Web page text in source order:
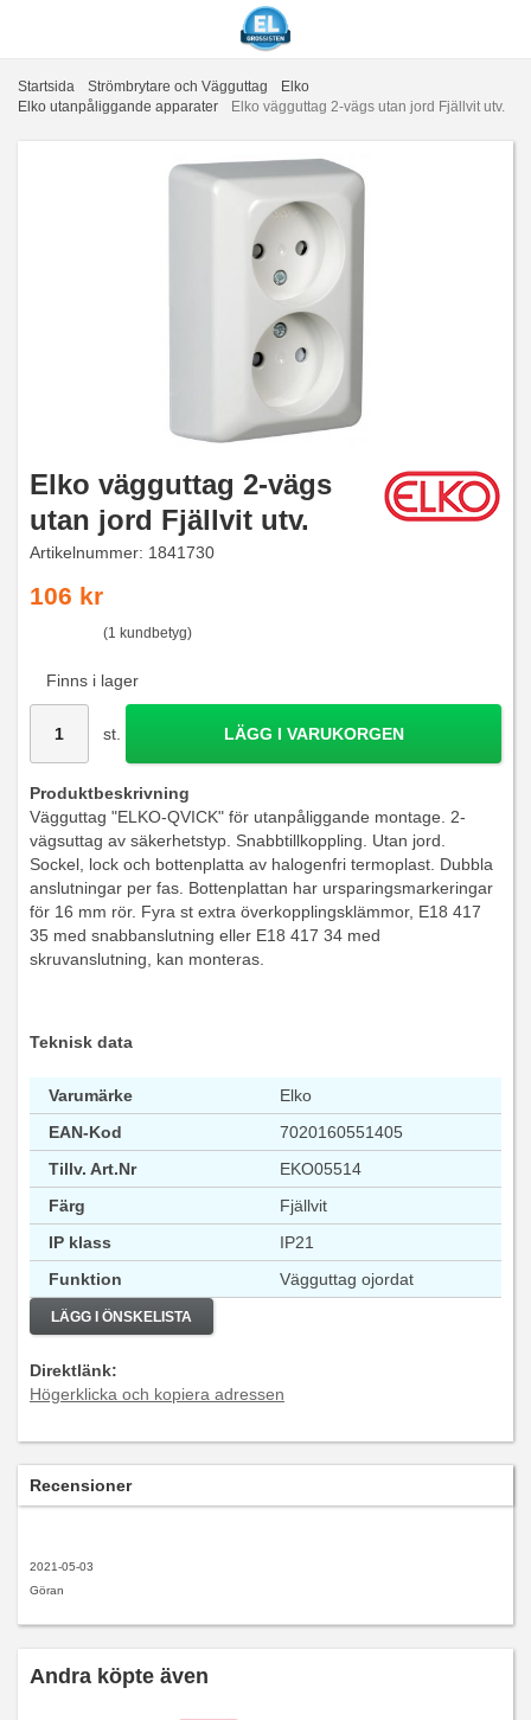
Startsida Strömbrytare och Vägguttag
Elko
Elko utanpåliggande apparater
Elko vägguttag 2-vägs utan jord Fjällvit utv.
Elko vägguttag 2-vägs
utan jord Fjällvit utv.
Artikelnummer: 1841730
106 kr
(1 kundbetyg)
Finns i lager
st. LÄGG I VARUKORGEN
Produktbeskrivning
Vägguttag "ELKO-QVICK" för utanpåliggande montage. 2-
vägsuttag av säkerhetstyp. Snabbtillkoppling. Utan jord.
Sockel, lock och bottenplatta av halogenfri termoplast. Dubbla
anslutningar per fas. Bottenplattan har ursparingsmarkeringar
för 16 mm rör. Fyra st extra överkopplingsklämmor, E18 417
35 med snabbanslutning eller E18 417 34 med
skruvanslutning, kan monteras.
Teknisk data
Varumärke
Elko
EAN-Kod
7020160551405
Tillv. Art.Nr
EKO05514
Färg
Fjällvit
IP klass
IP21
Funktion
Vägguttag ojordat
LÄGG I ÖNSKELISTA
Direktlänk:
Högerklicka och kopiera adressen
Recensioner
2021-05-03
Göran
Andra köpte även